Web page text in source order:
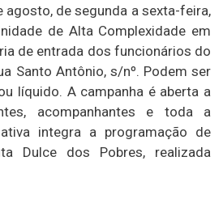
de segunda a sexta-feira,
de Alta Complexidade em
de entrada dos funcionários do
Santo Antônio, s/nº. Podem ser
líquido. A campanha é aberta a
acompanhantes e toda a
integra a programação de
Dulce dos Pobres, realizada